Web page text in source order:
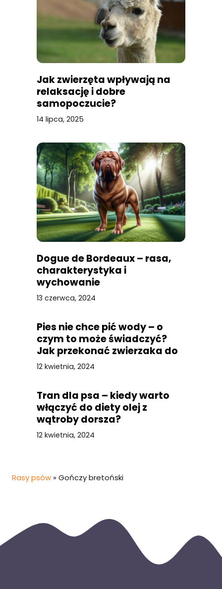
Jak zwierzęta wpływają na
relaksację i dobre
samopoczucie?
14 lipca, 2025
Dogue de Bordeaux – rasa,
charakterystyka i
wychowanie
13 czerwca, 2024
Pies nie chce pić wody – o
czym to może świadczyć?
Jak przekonać zwierzaka do
picia?
12 kwietnia, 2024
Tran dla psa – kiedy warto
włączyć do diety olej z
wątroby dorsza?
12 kwietnia, 2024
Rasy psów » Gończy bretoński